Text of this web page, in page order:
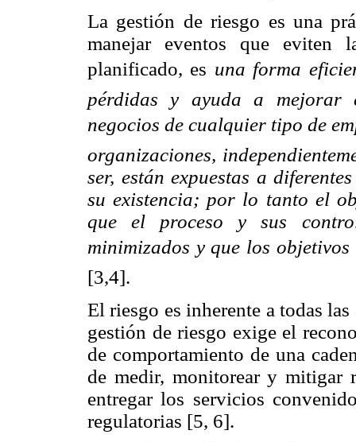
La gestión de riesgo es una
manejar eventos que
planificado, es una forma
pérdidas y ayuda a mejorar
negocios de cualquier tipo de
organizaciones,
ser, están expuestas a
su existencia; por lo tanto el
que el proceso y sus
minimizados y que los
[3,4].
El riesgo es inherente a todas
gestión de riesgo exige el
de comportamiento de una
de medir, monitorear y mitigar
entregar los servicios
regulatorias [5, 6].